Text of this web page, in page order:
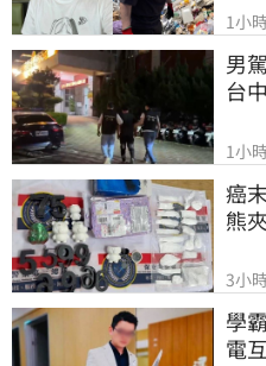
1小
男
台
1小
癌
熊
3小
學
電